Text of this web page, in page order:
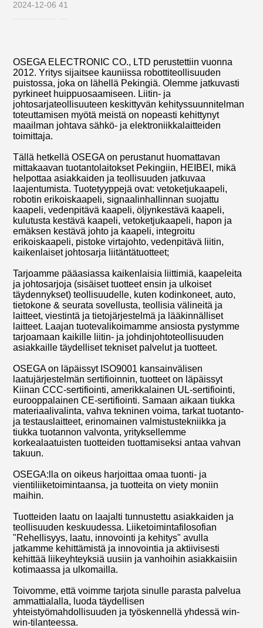
2024-12-06 41
OSEGA ELECTRONIC CO., LTD perustettiin vuonna
2012. Yritys sijaitsee kauniissa robottiteollisuuden
puistossa, joka on lähellä Pekingiä. Olemme jatkuvasti
pyrkineet huippuosaamiseen. Liitin- ja
johtosarjateollisuuteen keskittyvän kehityssuunnitelman
toteuttamisen myötä meistä on nopeasti kehittynyt
maailman johtava sähkö- ja elektroniikkalaitteiden
toimittaja.
Tällä hetkellä OSEGA on perustanut huomattavan
mittakaavan tuotantolaitokset Pekingiin, HEIBEI, mikä
helpottaa asiakkaiden ja teollisuuden jatkuvaa
laajentumista. Tuotetyyppejä ovat: vetoketjukaapeli,
robotin erikoiskaapeli, signaalinhallinnan suojattu
kaapeli, vedenpitävä kaapeli, öljynkestävä kaapeli,
kulutusta kestävä kaapeli, vetoketjukaapeli, hapon ja
emäksen kestävä johto ja kaapeli, integroitu
erikoiskaapeli, pistoke virtajohto, vedenpitävä liitin,
kaikenlaiset johtosarja liitäntätuotteet;
Tarjoamme pääasiassa kaikenlaisia liittimiä, kaapeleita
ja johtosarjoja (sisäiset tuotteet ensin ja ulkoiset
täydennykset) teollisuudelle, kuten kodinkoneet, auto,
tietokone & seurata sovellusta, teollisia välineitä ja
laitteet, viestintä ja tietojärjestelmä ja lääkinnälliset
laitteet. Laajan tuotevalikoimamme ansiosta pystymme
tarjoamaan kaikille liitin- ja johdinjohtoteollisuuden
asiakkaille täydelliset tekniset palvelut ja tuotteet.
OSEGA on läpäissyt ISO9001 kansainvälisen
laatujärjestelmän sertifioinnin, tuotteet on läpäissyt
Kiinan CCC-sertifiointi, amerikkalainen UL-sertifiointi,
eurooppalainen CE-sertifiointi. Samaan aikaan tiukka
materiaalivalinta, vahva tekninen voima, tarkat tuotanto-
ja testauslaitteet, erinomainen valmistustekniikka ja
tiukka tuotannon valvonta, yrityksellemme
korkealaatuisten tuotteiden tuottamiseksi antaa vahvan
takuun.
OSEGA:lla on oikeus harjoittaa omaa tuonti- ja
vientiliiketoimintaansa, ja tuotteita on viety moniin
maihin.
Tuotteiden laatu on laajalti tunnustettu asiakkaiden ja
teollisuuden keskuudessa. Liiketoimintafilosofian
"Rehellisyys, laatu, innovointi ja kehitys" avulla
jatkamme kehittämistä ja innovointia ja aktiivisesti
kehittää liikeyhteyksiä uusiin ja vanhoihin asiakkaisiin
kotimaassa ja ulkomailla.
Toivomme, että voimme tarjota sinulle parasta palvelua
ammattialalla, luoda täydellisen
yhteistyömahdollisuuden ja työskennellä yhdessä win-
win-tilanteessa.